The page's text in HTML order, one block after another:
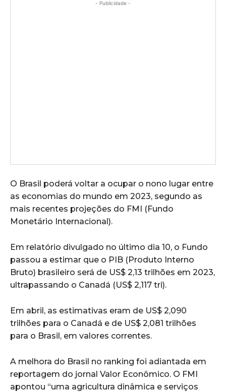
- Publicidade -
O Brasil poderá voltar a ocupar o nono lugar entre
as economias do mundo em 2023, segundo as
mais recentes projeções do FMI (Fundo
Monetário Internacional).
Em relatório divulgado no último dia 10, o Fundo
passou a estimar que o PIB (Produto Interno
Bruto) brasileiro será de US$ 2,13 trilhões em 2023,
ultrapassando o Canadá (US$ 2,117 tri).
Em abril, as estimativas eram de US$ 2,090
trilhões para o Canadá e de US$ 2,081 trilhões
para o Brasil, em valores correntes.
A melhora do Brasil no ranking foi adiantada em
reportagem do jornal Valor Econômico. O FMI
apontou “uma agricultura dinâmica e serviços